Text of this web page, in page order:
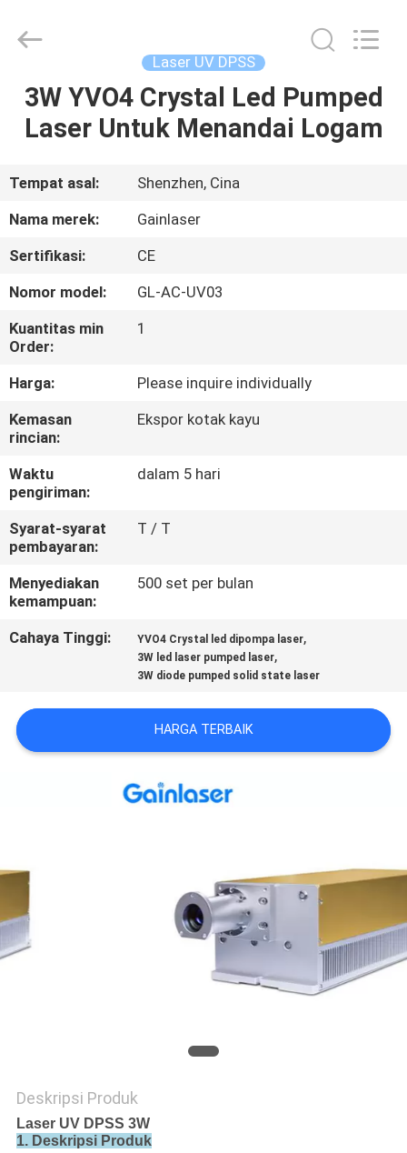
RUMAH
TENTANG
KAMI
TUR
PABRIK
KONTROL
KUALITAS
HUBUNGI
KAMI
PENAWARAN
PRIVACY
POLICY
Laser
Technology
Reserved.
Laser UV DPSS
3W YVO4 Crystal Led Pumped
Laser Untuk Menandai Logam
Tempat asal:
Shenzhen, Cina
Nama merek:
Gainlaser
Sertifikasi:
CE
Nomor model:
GL-AC-UV03
Kuantitas min
Order:
1
Harga:
Please inquire individually
Kemasan
rincian:
Ekspor kotak kayu
Waktu
pengiriman:
dalam 5 hari
Syarat-syarat
pembayaran:
T / T
Menyediakan
kemampuan:
500 set per bulan
Cahaya Tinggi: YVO4 Crystal led dipompa laser,
3W led laser pumped laser,
3W diode pumped solid state laser
HARGA TERBAIK
Deskripsi Produk
Laser UV DPSS 3W
1. Deskripsi Produk